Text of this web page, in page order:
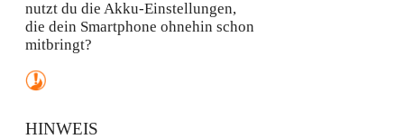
nutzt du die Akku-Einstellungen,
die dein Smartphone ohnehin schon
mitbringt?
HINWEIS